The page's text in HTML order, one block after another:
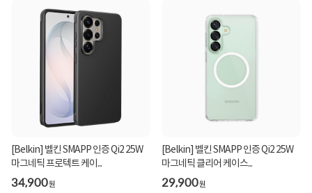
[Belkin] 벨킨 SMAPP 인증 Qi2 25W
마그네틱 프로텍트 케이...
34,900원
[Belkin] 벨킨 SMAPP 인증 Qi2 25W
마그네틱 클리어 케이스...
29,900원